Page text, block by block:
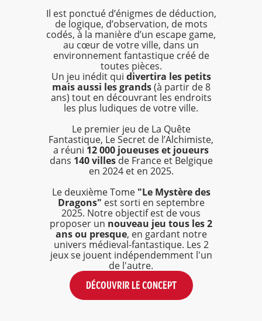
Il est ponctué d’énigmes de déduction,
de logique, d’observation, de mots
codés, à la manière d’un escape game,
au cœur de votre ville, dans un
environnement fantastique créé de
toutes pièces.
Un jeu inédit qui divertira les petits
mais aussi les grands(à partir de 8
ans) tout en découvrant les endroits
les plus ludiques de votre ville.
Le premier jeu de La Quête
Fantastique, Le Secret de l’Alchimiste,
a réuni 12 000 joueuses et joueurs
dans 140 villesde France et Belgique
en 2024 et en 2025.
Le deuxième Tome "Le Mystère des
Dragons" est sorti en septembre
2025. Notre objectif est de vous
proposer un nouveau jeu tous les 2
ans ou presque, en gardant notre
univers médieval-fantastique. Les 2
jeux se jouent indépendemment l'un
de l'autre.
DÉCOUVRIR LE CONCEPT